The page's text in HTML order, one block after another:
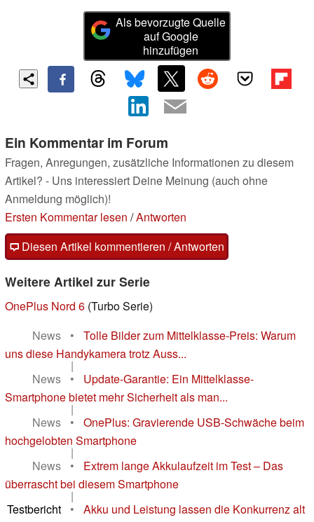
Als bevorzugte Quelle
auf Google
hinzufügen
Ein Kommentar im Forum
Fragen, Anregungen, zusätzliche Informationen zu diesem
Artikel? - Uns interessiert Deine Meinung (auch ohne
Anmeldung möglich)!
Ersten Kommentar lesen /Antworten
Diesen Artikel kommentieren / Antworten
Weitere Artikel zur Serie
OnePlus Nord 6 (Turbo Serie)
News
•
Tolle Bilder zum Mittelklasse-Preis: Warum
uns diese Handykamera trotz Auss...
|
News
•
Update-Garantie: Ein Mittelklasse-
Smartphone bietet mehr Sicherheit als man...
|
News
•
OnePlus: Gravierende USB-Schwäche beim
hochgelobten Smartphone
|
News
•
Extrem lange Akkulaufzeit im Test – Das
überrascht bei diesem Smartphone
|
Testbericht
•
Akku und Leistung lassen die Konkurrenz alt